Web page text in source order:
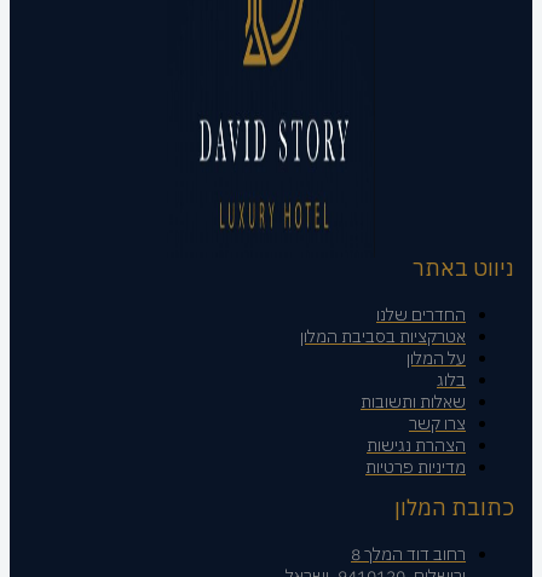
ניווט באתר
החדרים שלנו
אטרקציות בסביבת המלון
על המלון
בלוג
שאלות ותשובות
צרו קשר
הצהרת נגישות
מדיניות פרטיות
כתובת המלון
רחוב דוד המלך 8